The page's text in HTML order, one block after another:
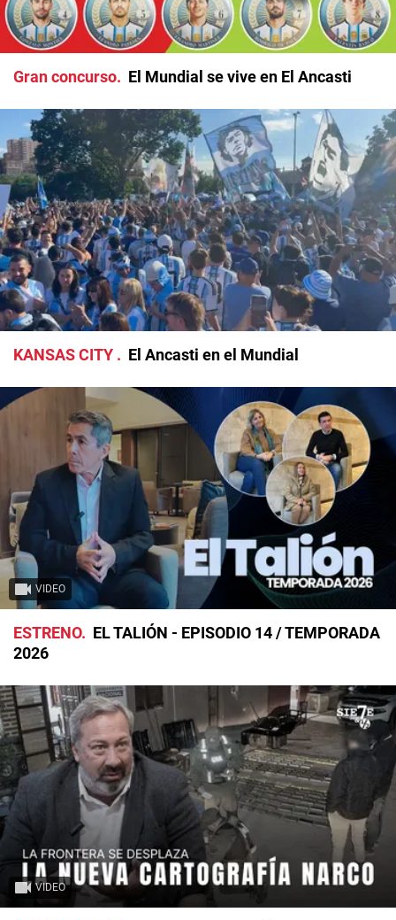
Gran concurso El Mundial se vive en El Ancasti
KANSAS CITY El Ancasti en el Mundial
VIDEO
ESTRENO
EL TALIÓN - EPISODIO 14 / TEMPORADA
2026
VIDEO